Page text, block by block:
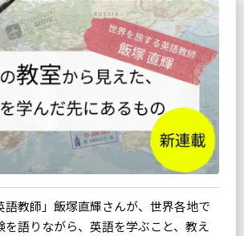
語教師」飯塚直輝さんが、世界各地で
を語りながら、英語を学ぶこと、教え